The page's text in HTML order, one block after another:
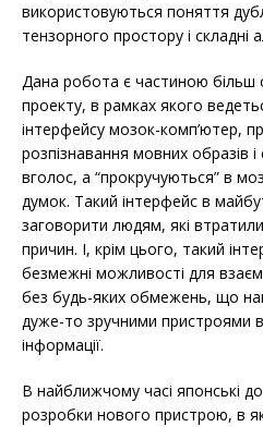
використовуються поняття
тензорного простору і складні
Дана робота є частиною більш
проекту, в рамках якого
інтерфейсу мозок-комп’ютер,
розпізнавання мовних образів
вголос, а “прокручуються” в
думок. Такий інтерфейс в
заговорити людям, які
причин. І, крім цього, такий
безмежні можливості для
без будь-яких обмежень, що
дуже-то зручними пристроями
інформації.
В найближчому часі японські
розробки нового пристрою, в